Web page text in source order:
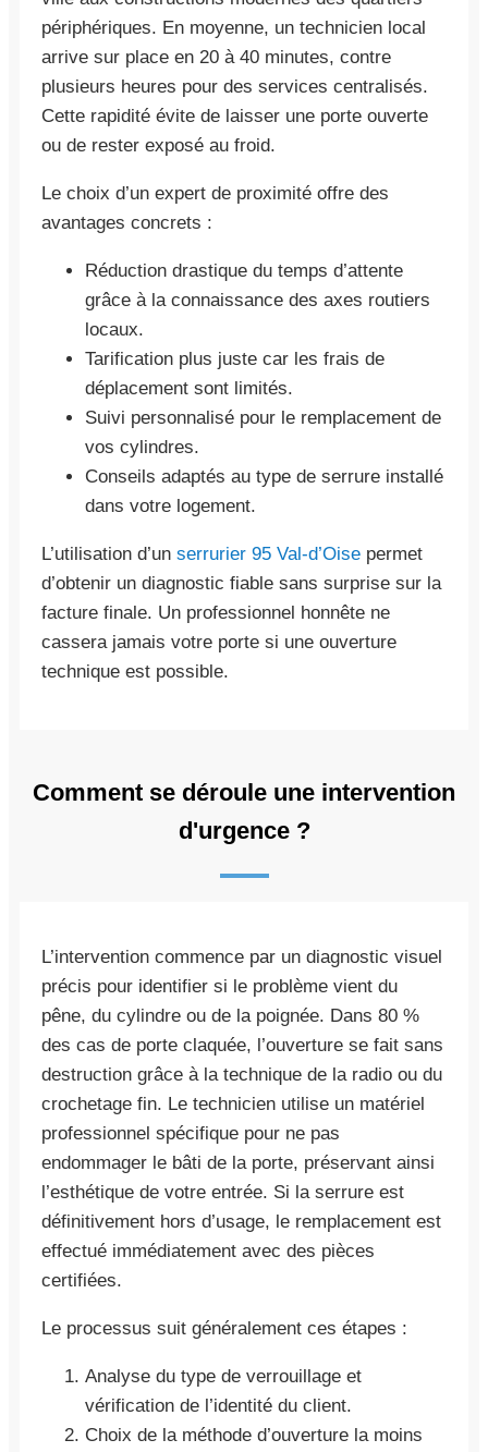
périphériques. En moyenne, un technicien local
arrive sur place en 20 à 40 minutes, contre
plusieurs heures pour des services centralisés.
Cette rapidité évite de laisser une porte ouverte
ou de rester exposé au froid.
Le choix d’un expert de proximité offre des
avantages concrets :
Réduction drastique du temps d’attente
grâce à la connaissance des axes routiers
locaux.
Tarification plus juste car les frais de
déplacement sont limités.
Suivi personnalisé pour le remplacement de
vos cylindres.
Conseils adaptés au type de serrure installé
dans votre logement.
L’utilisation d’un serrurier 95 Val-d’Oise permet
d’obtenir un diagnostic fiable sans surprise sur la
facture finale. Un professionnel honnête ne
cassera jamais votre porte si une ouverture
technique est possible.
Comment se déroule une intervention
d'urgence ?
L’intervention commence par un diagnostic visuel
précis pour identifier si le problème vient du
pêne, du cylindre ou de la poignée. Dans 80 %
des cas de porte claquée, l’ouverture se fait sans
destruction grâce à la technique de la radio ou du
crochetage fin. Le technicien utilise un matériel
professionnel spécifique pour ne pas
endommager le bâti de la porte, préservant ainsi
l’esthétique de votre entrée. Si la serrure est
définitivement hors d’usage, le remplacement est
effectué immédiatement avec des pièces
certifiées.
Le processus suit généralement ces étapes :
Analyse du type de verrouillage et
vérification de l’identité du client.
Choix de la méthode d’ouverture la moins